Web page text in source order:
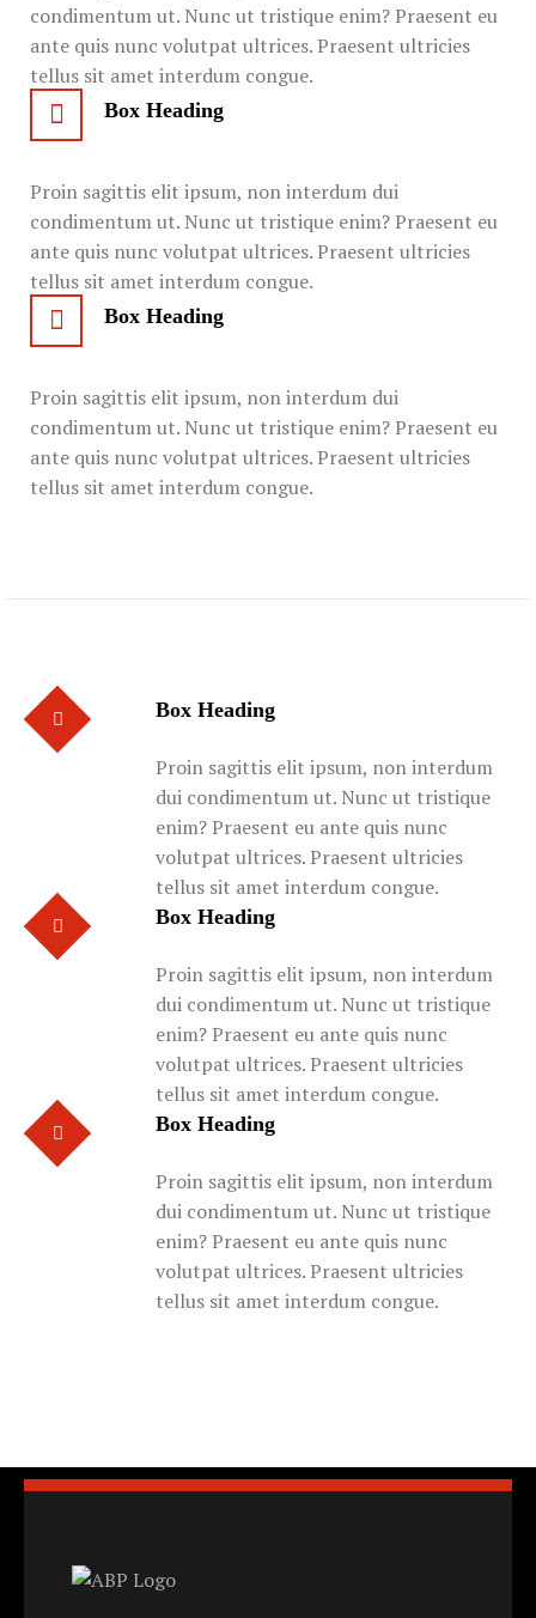
condimentum ut. Nunc ut tristique enim? Praesent eu
ante quis nunc volutpat ultrices. Praesent ultricies
tellus sit amet interdum congue.
Box Heading
Proin sagittis elit ipsum, non interdum dui
condimentum ut. Nunc ut tristique enim? Praesent eu
ante quis nunc volutpat ultrices. Praesent ultricies
tellus sit amet interdum congue.
Box Heading
Proin sagittis elit ipsum, non interdum dui
condimentum ut. Nunc ut tristique enim? Praesent eu
ante quis nunc volutpat ultrices. Praesent ultricies
tellus sit amet interdum congue.
Box Heading
Proin sagittis elit ipsum, non interdum
dui condimentum ut. Nunc ut tristique
enim? Praesent eu ante quis nunc
volutpat ultrices. Praesent ultricies
tellus sit amet interdum congue.
Box Heading
Proin sagittis elit ipsum, non interdum
dui condimentum ut. Nunc ut tristique
enim? Praesent eu ante quis nunc
volutpat ultrices. Praesent ultricies
tellus sit amet interdum congue.
Box Heading
Proin sagittis elit ipsum, non interdum
dui condimentum ut. Nunc ut tristique
enim? Praesent eu ante quis nunc
volutpat ultrices. Praesent ultricies
tellus sit amet interdum congue.